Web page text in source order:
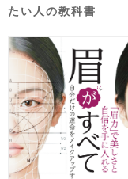
たい人の教科書